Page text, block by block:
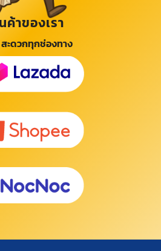
าของเรา
ะดวกทุกช่องทาง